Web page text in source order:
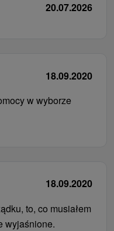
20.07.2026
18.09.2020
w wyborze
18.09.2020
to, co musiałem
wyjaśnione.